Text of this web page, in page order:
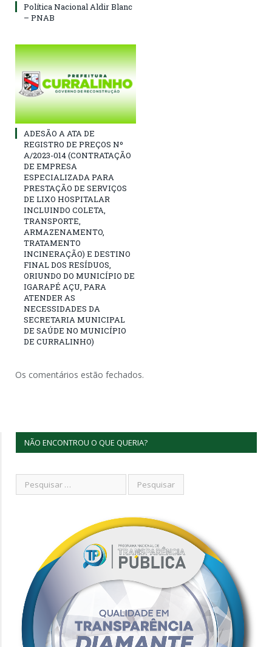
Política Nacional Aldir Blanc
– PNAB
ADESÃO A ATA DE
REGISTRO DE PREÇOS Nº
A/2023-014 (CONTRATAÇÃO
DE EMPRESA
ESPECIALIZADA PARA
PRESTAÇÃO DE SERVIÇOS
DE LIXO HOSPITALAR
INCLUINDO COLETA,
TRANSPORTE,
ARMAZENAMENTO,
TRATAMENTO
INCINERAÇÃO) E DESTINO
FINAL DOS RESÍDUOS,
ORIUNDO DO MUNICÍPIO DE
IGARAPÉ AÇU, PARA
ATENDER AS
NECESSIDADES DA
SECRETARIA MUNICIPAL
DE SAÚDE NO MUNICÍPIO
DE CURRALINHO)
Os comentários estão fechados.
NÃO ENCONTROU O QUE QUERIA?